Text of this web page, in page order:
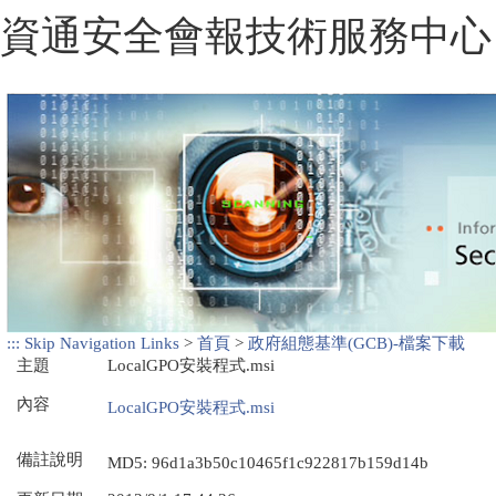
::: Skip Navigation Links > 首頁 > 政府組態基準(GCB)-檔案下載
主題
LocalGPO安裝程式.msi
內容 LocalGPO安裝程式.msi
備註說明 MD5: 96d1a3b50c10465f1c922817b159d14b